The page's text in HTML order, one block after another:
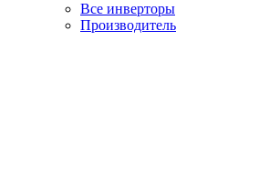
Все инверторы
Производитель